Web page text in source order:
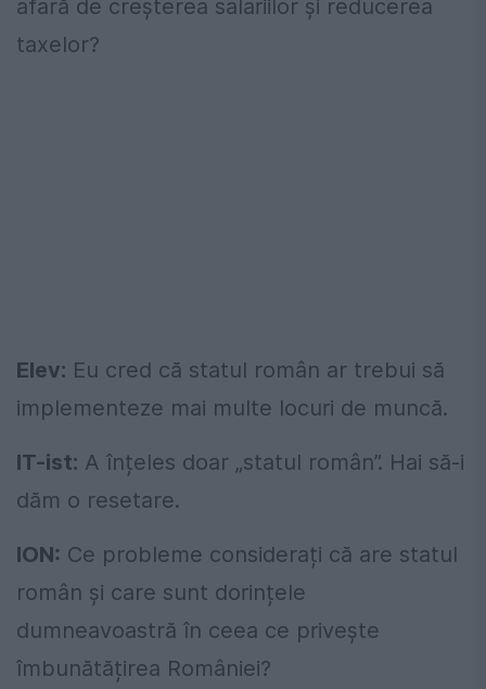
afară de creșterea salariilor și reducerea
taxelor?
Elev: Eu cred că statul român ar trebui să
implementeze mai multe locuri de muncă.
IT-ist: A înțeles doar „statul român”. Hai să-i
dăm o resetare.
ION: Ce probleme considerați că are statul
român și care sunt dorințele
dumneavoastră în ceea ce privește
îmbunătățirea României?